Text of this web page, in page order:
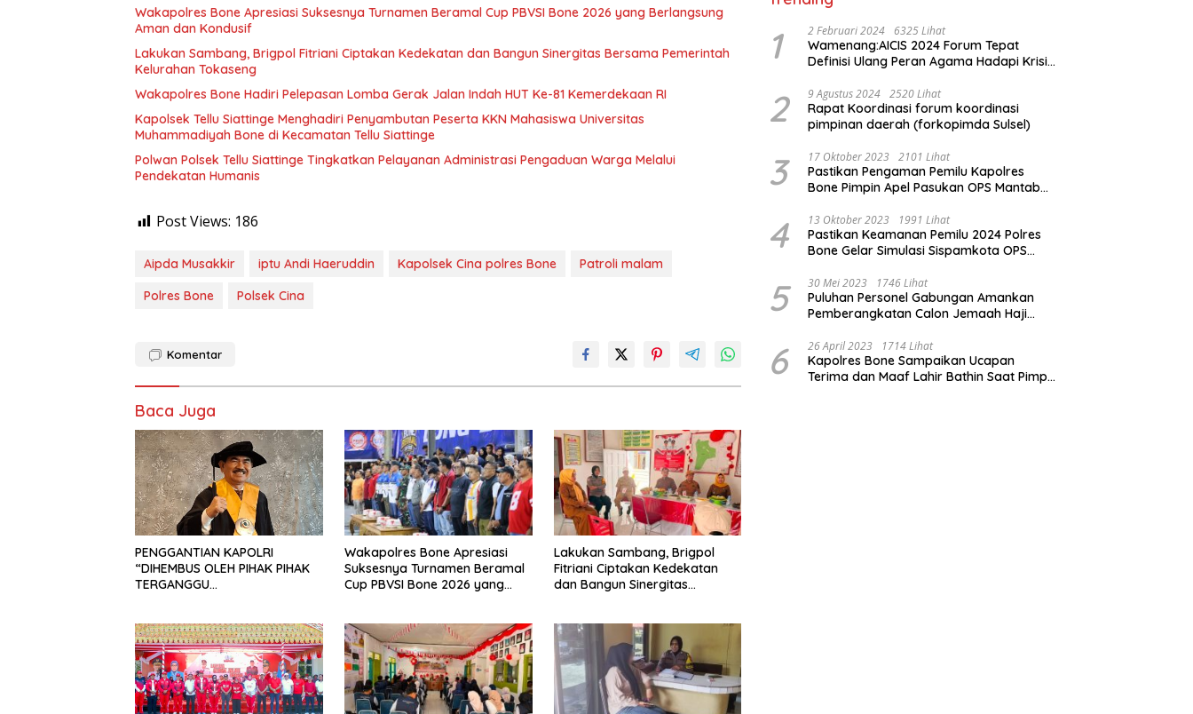
Wakapolres Bone Apresiasi Suksesnya Turnamen Beramal Cup PBVSI Bone 2026 yang Berlangsung
Aman dan Kondusif
Lakukan Sambang, Brigpol Fitriani Ciptakan Kedekatan dan Bangun Sinergitas Bersama Pemerintah
Kelurahan Tokaseng
Wakapolres Bone Hadiri Pelepasan Lomba Gerak Jalan Indah HUT Ke-81 Kemerdekaan RI
Kapolsek Tellu Siattinge Menghadiri Penyambutan Peserta KKN Mahasiswa Universitas
Muhammadiyah Bone di Kecamatan Tellu Siattinge
Polwan Polsek Tellu Siattinge Tingkatkan Pelayanan Administrasi Pengaduan Warga Melalui
Pendekatan Humanis
Post Views: 186
Aipda Musakkir iptu Andi Haeruddin Kapolsek Cina polres Bone
Patroli malam
Polres Bone
Polsek Cina
Komentar
Baca Juga
PENGGANTIAN KAPOLRI
“DIHEMBUS OLEH PIHAK PIHAK
TERGANGGU
Wakapolres Bone Apresiasi
Suksesnya Turnamen Beramal
Cup PBVSI Bone 2026 yang
Lakukan Sambang, Brigpol
Fitriani Ciptakan Kedekatan
dan Bangun Sinergitas
1 2 Februari 2024 6325 Lihat
Wamenang:AICIS 2024 Forum Tepat
Definisi Ulang Peran Agama Hadapi Krisis
2 9 Agustus 2024 2520 Lihat
Rapat Koordinasi forum koordinasi
pimpinan daerah (forkopimda Sulsel)
3 17 Oktober 2023 2101 Lihat
Pastikan Pengaman Pemilu Kapolres
Bone Pimpin Apel Pasukan OPS Mantab
4 13 Oktober 2023 1991 Lihat
Pastikan Keamanan Pemilu 2024 Polres
Bone Gelar Simulasi Sispamkota OPS
5 30 Mei 2023 1746 Lihat
Puluhan Personel Gabungan Amankan
Pemberangkatan Calon Jemaah Haji
6 26 April 2023 1714 Lihat
Kapolres Bone Sampaikan Ucapan
Terima dan Maaf Lahir Bathin Saat Pimpin